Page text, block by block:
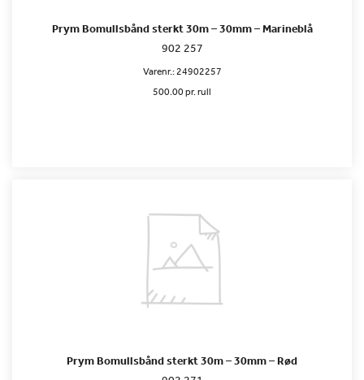
Prym Bomullsbånd sterkt 30m – 30mm – Marineblå
902 257
Varenr.:24902257
500.00 pr. rull
Prym Bomullsbånd sterkt 30m – 30mm – Rød